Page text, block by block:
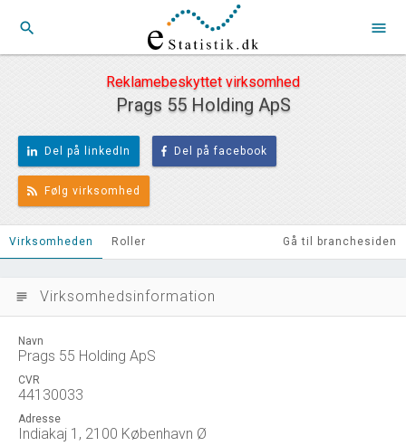
search menu
Reklamebeskyttet virksomhed
Prags 55 Holding ApS
Del på linkedIn Del på facebook
Følg virksomhed
Virksomheden Roller Gå til branchesiden
subject Virksomhedsinformation
Navn
Prags 55 Holding ApS
CVR
44130033
Adresse
Indiakaj 1, 2100 København Ø